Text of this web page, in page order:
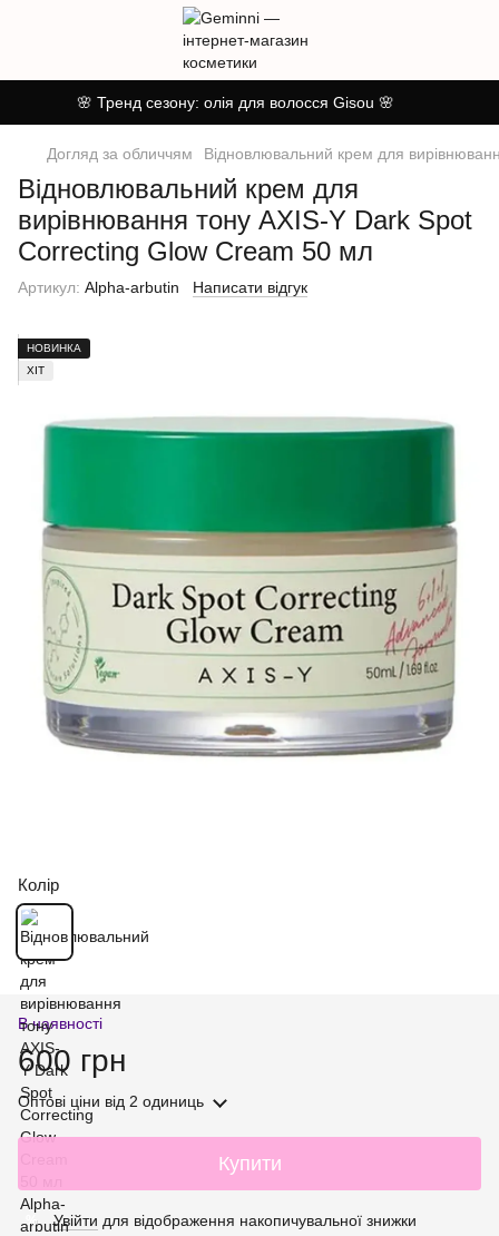
🌸 Тренд сезону: олія для волосся Gisou 🌸
Догляд за обличчям Відновлювальний крем для
Відновлювальний крем для
вирівнювання тону AXIS-Y Dark Spot
Correcting Glow Cream 50 мл
Артикул: Alpha-arbutin Написати відгук
НОВИНКА
ХІТ
Колір
В наявності
600 грн
Оптові ціни від 2 одиниць
Купити
% Увійти для відображення накопичувальної знижки